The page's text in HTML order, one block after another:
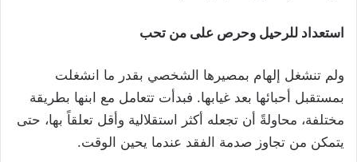
استعداد للرحيل وحرص على من تحب
ولم تنشغل إلهام بمصيرها الشخصي بقدر ما انشغلت
بمستقبل أحبائها بعد غيابها. فبدأت تتعامل مع ابنها بطريقة
مختلفة، محاولةً أن تجعله أكثر استقلالية وأقل تعلقاً بها، حتى
يتمكن من تجاوز صدمة الفقد عندما يحين الوقت.